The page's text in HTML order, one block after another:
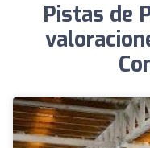
Pistas de